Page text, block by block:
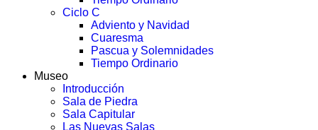
Ciclo C
Adviento y Navidad
Cuaresma
Pascua y Solemnidades
Tiempo Ordinario
Museo
Introducción
Sala de Piedra
Sala Capitular
Las Nuevas Salas